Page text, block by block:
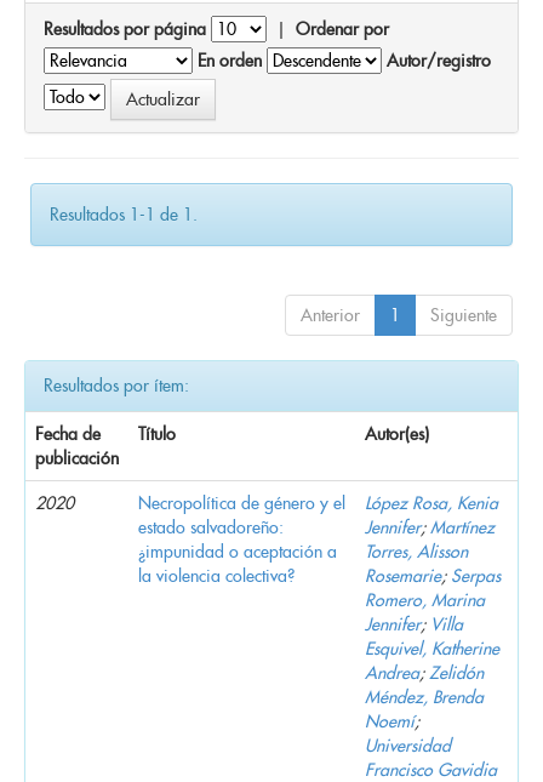
Resultados por página | Ordenar por
En orden
Autor/registro
Resultados 1-1 de 1.
Anterior 1 Siguiente
Resultados por ítem:
Fecha de
publicación
Título Autor(es)
2020
Necropolítica de género y el
estado salvadoreño:
¿impunidad o aceptación a
la violencia colectiva?
López Rosa, Kenia
Jennifer;Martínez
Torres, Alisson
Rosemarie; Serpas
Romero, Marina
Jennifer; Villa
Esquivel, Katherine
Andrea; Zelidón
Méndez, Brenda
Noemí;
Universidad
Francisco Gavidia